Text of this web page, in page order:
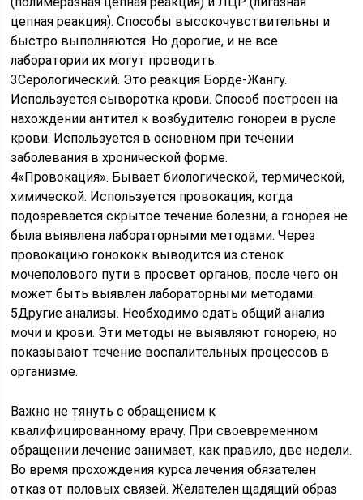
цепная реакция). Способы высокочувствительны и
быстро выполняются. Но дорогие, и не все
лаборатории их могут проводить.
3Серологический. Это реакция Борде-Жангу.
Используется сыворотка крови. Способ построен на
нахождении антител к возбудителю гонореи в русле
крови. Используется в основном при течении
заболевания в хронической форме.
4«Провокация». Бывает биологической, термической,
химической. Используется провокация, когда
подозревается скрытое течение болезни, а гонорея не
была выявлена лабораторными методами. Через
провокацию гонококк выводится из стенок
мочеполового пути в просвет органов, после чего он
может быть выявлен лабораторными методами.
5Другие анализы. Необходимо сдать общий анализ
мочи и крови. Эти методы не выявляют гонорею, но
показывают течение воспалительных процессов в
организме.
Важно не тянуть с обращением к
квалифицированному врачу. При своевременном
обращении лечение занимает, как правило, две недели.
Во время прохождения курса лечения обязателен
отказ от половых связей. Желателен щадящий образ